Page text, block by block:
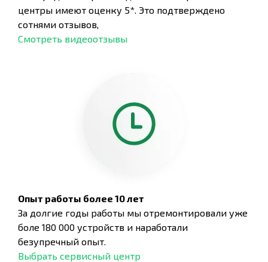
центры имеют оценку 5*. Это подтверждено
сотнями отзывов,
Смотреть видеоотзывы
Опыт работы более 10 лет
За долгие годы работы мы отремонтировали уже
боле 180 000 устройств и наработали
безупречный опыт.
Выбрать сервисный центр